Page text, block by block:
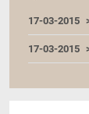
17-03-2015
17-03-2015